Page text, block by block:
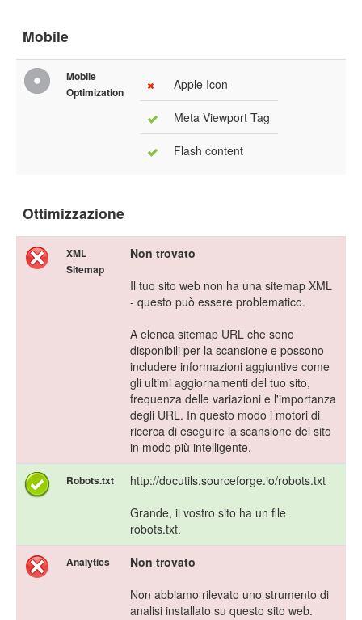
Mobile
Mobile
Optimization
Apple Icon
Meta Viewport Tag
Flash content
Ottimizzazione
XML
Sitemap
Non trovato
Il tuo sito web non ha una sitemap XML
- questo può essere problematico.
A elenca sitemap URL che sono
disponibili per la scansione e possono
includere informazioni aggiuntive come
gli ultimi aggiornamenti del tuo sito,
frequenza delle variazioni e l'importanza
degli URL. In questo modo i motori di
ricerca di eseguire la scansione del sito
in modo più intelligente.
Robots.txt
http://docutils.sourceforge.io/robots.txt
Grande, il vostro sito ha un file
robots.txt.
Analytics
Non trovato
Non abbiamo rilevato uno strumento di
analisi installato su questo sito web.